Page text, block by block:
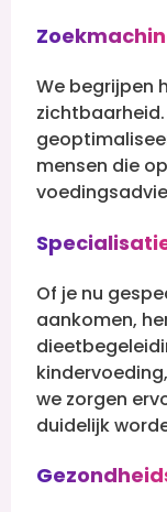
We begrijpen
mensen die
Of je nu
aankomen,
we zorgen
duidelijk